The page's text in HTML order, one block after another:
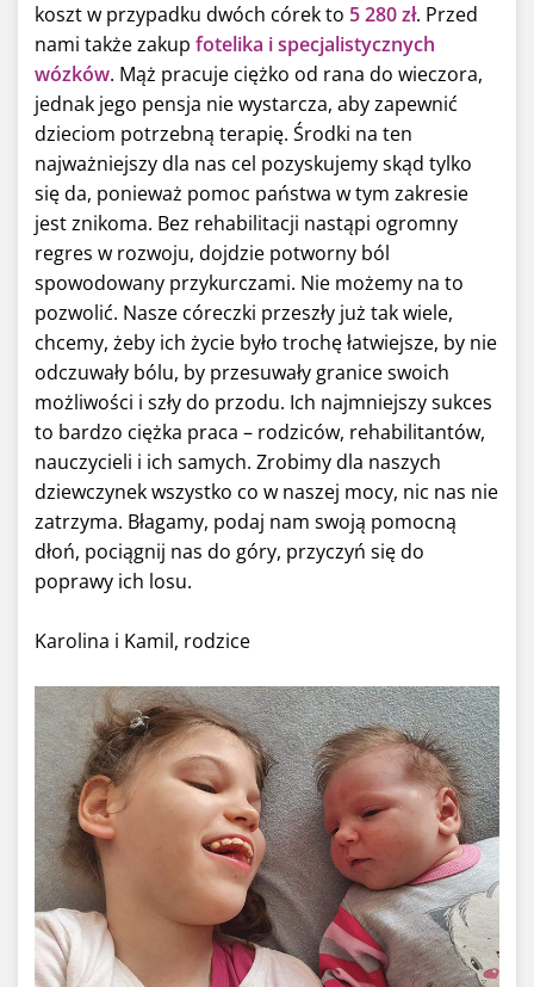
koszt w przypadku dwóch córek to 5 280 zł. Przed
nami także zakup fotelika i specjalistycznych
wózków. Mąż pracuje ciężko od rana do wieczora,
jednak jego pensja nie wystarcza, aby zapewnić
dzieciom potrzebną terapię. Środki na ten
najważniejszy dla nas cel pozyskujemy skąd tylko
się da, ponieważ pomoc państwa w tym zakresie
jest znikoma. Bez rehabilitacji nastąpi ogromny
regres w rozwoju, dojdzie potworny ból
spowodowany przykurczami. Nie możemy na to
pozwolić. Nasze córeczki przeszły już tak wiele,
chcemy, żeby ich życie było trochę łatwiejsze, by nie
odczuwały bólu, by przesuwały granice swoich
możliwości i szły do przodu. Ich najmniejszy sukces
to bardzo ciężka praca – rodziców, rehabilitantów,
nauczycieli i ich samych. Zrobimy dla naszych
dziewczynek wszystko co w naszej mocy, nic nas nie
zatrzyma. Błagamy, podaj nam swoją pomocną
dłoń, pociągnij nas do góry, przyczyń się do
poprawy ich losu.
Karolina i Kamil, rodzice